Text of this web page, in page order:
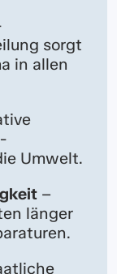
sorgt
in allen
Umwelt.
–
länger